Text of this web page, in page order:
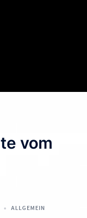
vom
ALLGEMEIN